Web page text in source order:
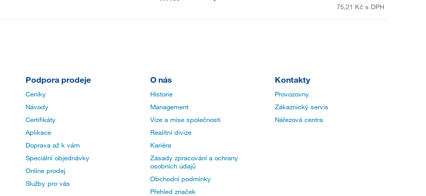
75,21 Kč s DPH
Podpora prodeje
Ceníky
Návody
Certifikáty
Aplikace
Doprava až k vám
Speciální objednávky
Online prodej
Služby pro vás
O nás
Historie
Management
Vize a mise společnosti
Realitní divize
Kariéra
Zásady zpracování a ochrany
osobních údajů
Obchodní podmínky
Přehled značek
Kontakty
Provozovny
Zákaznický servis
Nářezová centra